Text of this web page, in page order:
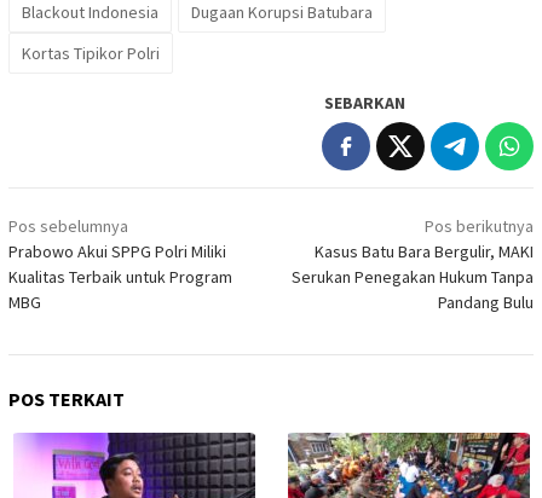
Blackout Indonesia
Dugaan Korupsi Batubara
Kortas Tipikor Polri
SEBARKAN
Navigasi
pos
Pos sebelumnya
Prabowo Akui SPPG Polri Miliki
Kualitas Terbaik untuk Program
MBG
Pos berikutnya
Kasus Batu Bara Bergulir, MAKI
Serukan Penegakan Hukum Tanpa
Pandang Bulu
POS TERKAIT